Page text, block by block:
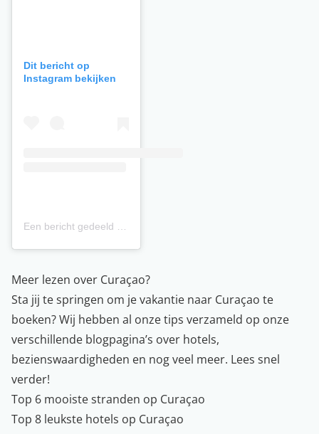
Dit bericht op
Instagram bekijken
Meer lezen over Curaçao?
Sta jij te springen om je vakantie naar Curaçao te
boeken? Wij hebben al onze tips verzameld op onze
verschillende blogpagina’s over hotels,
bezienswaardigheden en nog veel meer. Lees snel
verder!
Top 6 mooiste stranden op Curaçao
Top 8 leukste hotels op Curaçao